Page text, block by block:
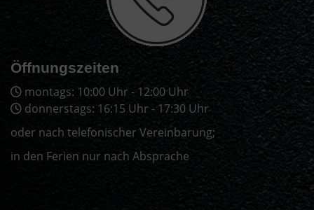
Öffnungszeiten
montags: 10:00 Uhr - 12:00 Uhr
donnerstags: 16:15 Uhr - 17:30 Uhr
oder nach telefonischer Vereinbarung;
in den Ferien nur nach Absprache